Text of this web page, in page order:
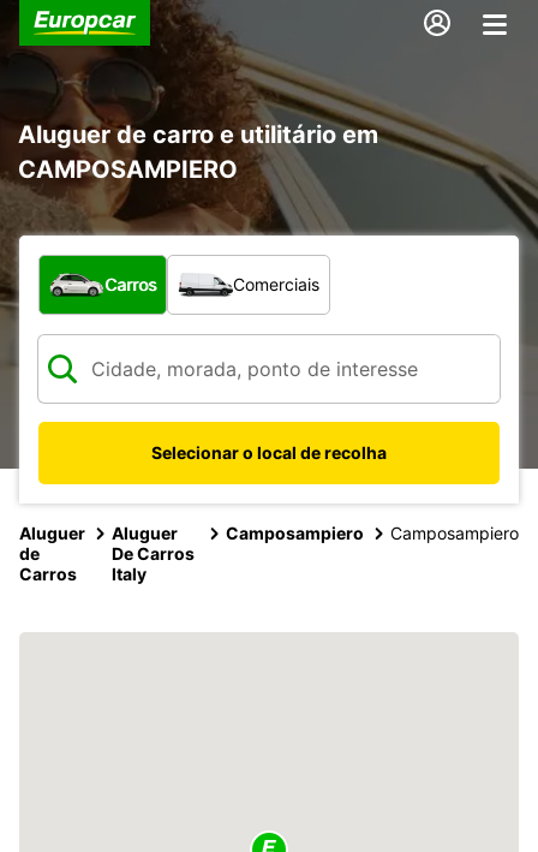
Aluguer de carro e utilitário em
CAMPOSAMPIERO
Que tipo de veículo pretende?
Carros Comerciais
Selecionar o local de recolha
Aluguer
de
Carros
Aluguer
De Carros
Italy
Camposampiero Camposampiero